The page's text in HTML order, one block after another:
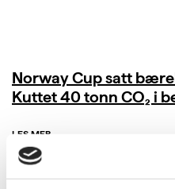
Norway Cup satt
Kuttet 40 tonn CO₂ i
LES MER